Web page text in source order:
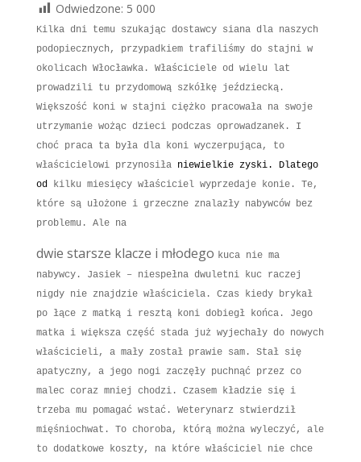
Odwiedzone: 5 000
Kilka dni temu szukając dostawcy siana dla naszych
podopiecznych, przypadkiem trafiliśmy do stajni w
okolicach Włocławka. Właściciele od wielu lat
prowadzili tu przydomową szkółkę jeździecką.
Większość koni w stajni ciężko pracowała na swoje
utrzymanie wożąc dzieci podczas oprowadzanek. I
choć praca ta była dla koni wyczerpująca, to
właścicielowi przynosiła niewielkie zyski. Dlatego
od kilku miesięcy właściciel wyprzedaje konie. Te,
które są ułożone i grzeczne znalazły nabywców bez
problemu. Ale na
dwie starsze klacze i młodego kuca nie ma
nabywcy.
Jasiek – niespełna dwuletni kuc raczej
nigdy nie znajdzie właściciela. Czas kiedy brykał
po łące z matką i resztą koni dobiegł końca. Jego
matka i większa część stada już wyjechały do nowych
właścicieli, a mały został prawie sam. Stał się
apatyczny, a jego nogi zaczęły puchnąć przez co
malec coraz mniej chodzi. Czasem kładzie się i
trzeba mu pomagać wstać. Weterynarz stwierdził
mięśniochwat. To choroba, którą można wyleczyć, ale
to dodatkowe koszty, na które właściciel nie chce